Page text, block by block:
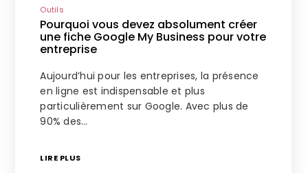
Outils
Pourquoi vous devez absolument créer
une fiche Google My Business pour votre
entreprise
Aujourd’hui pour les entreprises, la présence
en ligne est indispensable et plus
particulièrement sur Google. Avec plus de
90% des…
LIRE PLUS